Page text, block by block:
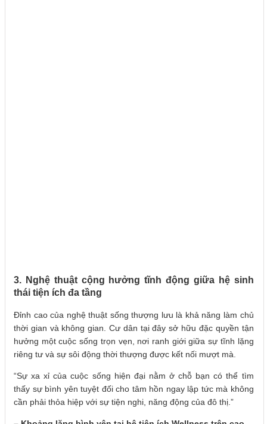
3. Nghệ thuật cộng hưởng tĩnh động giữa hệ sinh
thái tiện ích đa tầng
Đỉnh cao của nghệ thuật sống thượng lưu là khả năng làm chủ
thời gian và không gian. Cư dân tại đây sở hữu đặc quyền tận
hưởng một cuộc sống trọn vẹn, nơi ranh giới giữa sự tĩnh lặng
riêng tư và sự sôi động thời thượng được kết nối mượt mà.
“Sự xa xỉ của cuộc sống hiện đại nằm ở chỗ bạn có thể tìm
thấy sự bình yên tuyệt đối cho tâm hồn ngay lập tức mà không
cần phải thỏa hiệp với sự tiện nghi, năng động của đô thị.”